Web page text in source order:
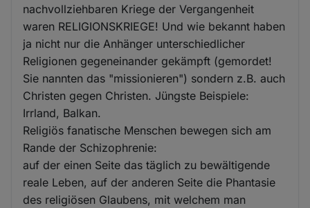
nachvollziehbaren Kriege der Vergangenheit
waren RELIGIONSKRIEGE! Und wie bekannt haben
ja nicht nur die Anhänger unterschiedlicher
Religionen gegeneinander gekämpft (gemordet!
Sie nannten das "missionieren") sondern z.B. auch
Christen gegen Christen. Jüngste Beispiele:
Irrland, Balkan.
Religiös fanatische Menschen bewegen sich am
Rande der Schizophrenie:
auf der einen Seite das täglich zu bewältigende
reale Leben, auf der anderen Seite die Phantasie
des religiösen Glaubens, mit welchem man